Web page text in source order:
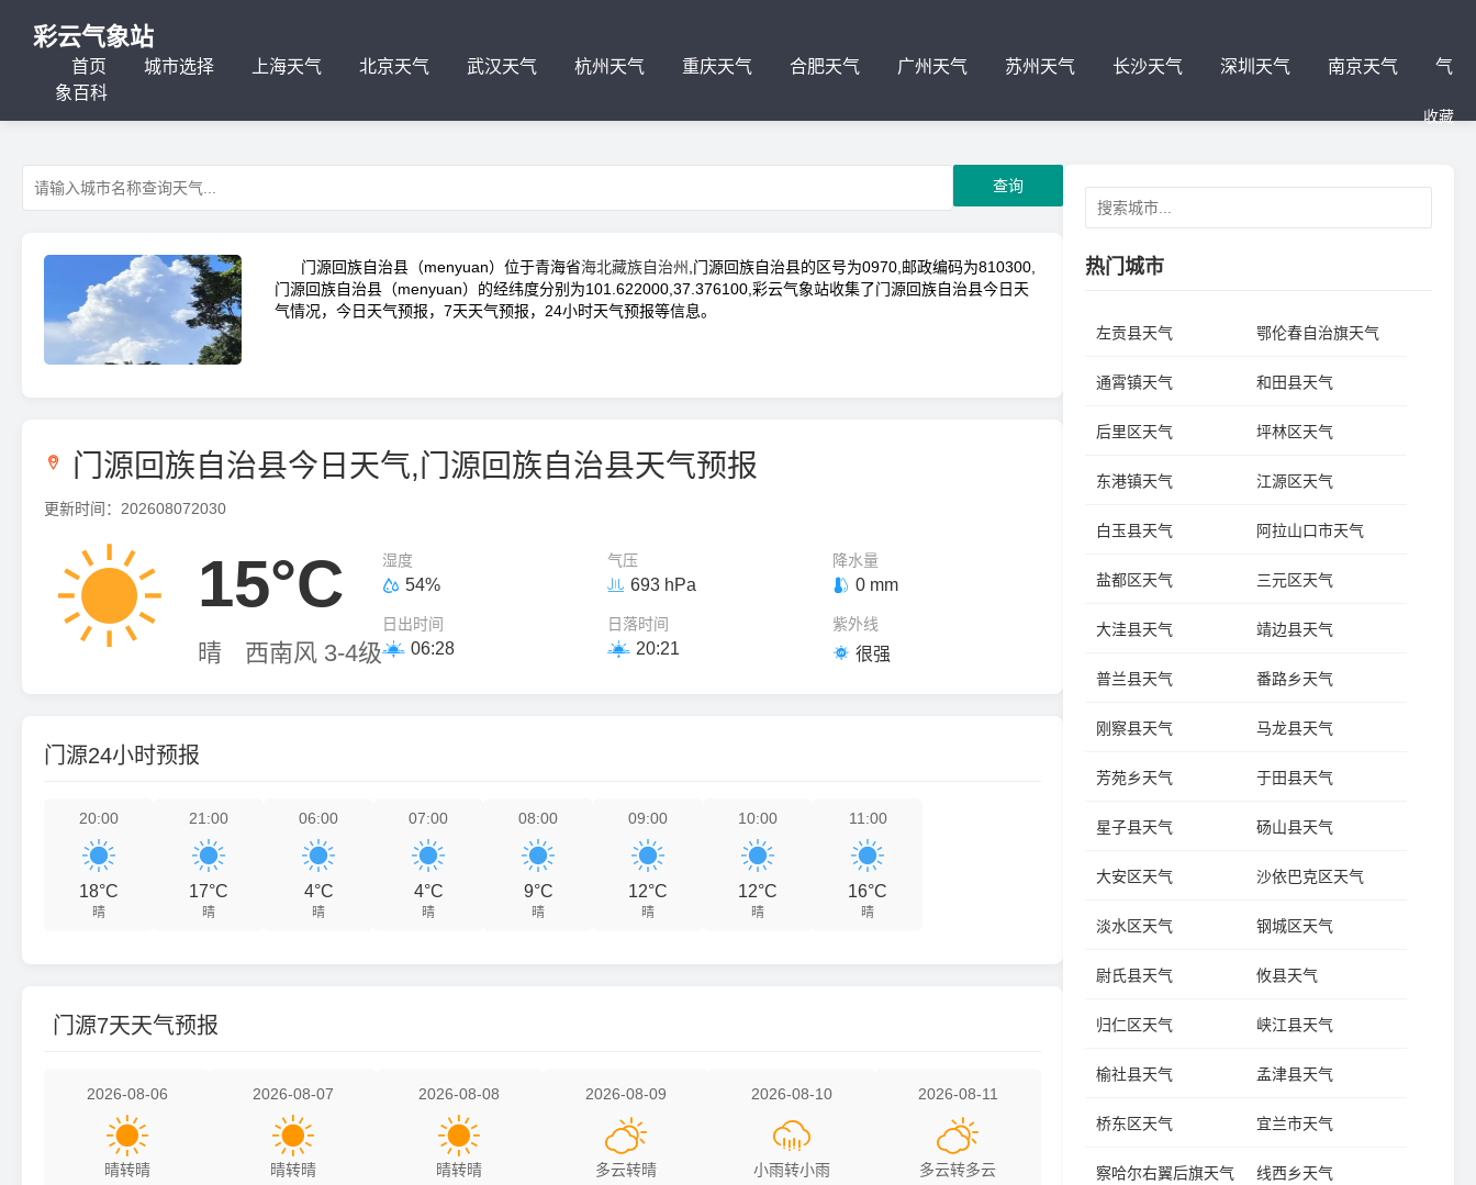
彩云气象站
首页 城市选择 上海天气 北京天气 武汉天气 杭州天气 重庆天气 合肥天气 广州天气 苏州天气 长沙天气 深圳天气 南京天气
气
象百科
收藏
查询
门源回族自治县（menyuan）位于青海省海北藏族自治州 ,门源回族自治县的区号为0970,邮政编码为810300,
门源回族自治县（menyuan）的经纬度分别为101.622000,37.376100,彩云气象站收集了门源回族自治县今日天
气情况，今日天气预报，7天天气预报，24小时天气预报等信息。
 门源回族自治县今日天气,门源回族自治县天气预报
更新时间：202608072030
 15°C
晴 西南风 3-4级
湿度
 54%
气压
 693 hPa
降水量
 0 mm
日出时间
 06:28
日落时间
 20:21
紫外线
 很强
门源24小时预报
20:00

18°C
晴
21:00

17°C
晴
06:00

4°C
晴
07:00

4°C
晴
08:00

9°C
晴
09:00

12°C
晴
10:00

12°C
晴
11:00

16°C
晴
门源7天天气预报
2026-08-06

晴转晴
2026-08-07

晴转晴
2026-08-08

晴转晴
2026-08-09

多云转晴
2026-08-10

小雨转小雨
2026-08-11

多云转多云
热门城市
左贡县天气 鄂伦春自治旗天气
通霄镇天气 和田县天气
后里区天气 坪林区天气
东港镇天气 江源区天气
白玉县天气 阿拉山口市天气
盐都区天气 三元区天气
大洼县天气 靖边县天气
普兰县天气 番路乡天气
刚察县天气 马龙县天气
芳苑乡天气 于田县天气
星子县天气 砀山县天气
大安区天气 沙依巴克区天气
淡水区天气 钢城区天气
尉氏县天气 攸县天气
归仁区天气 峡江县天气
榆社县天气 孟津县天气
桥东区天气 宜兰市天气
察哈尔右翼后旗天气 线西乡天气